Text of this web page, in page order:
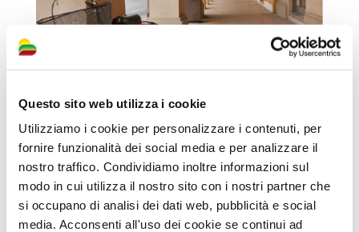
Questo sito web utilizza i cookie
Utilizziamo i cookie per personalizzare i contenuti, per
fornire funzionalità dei social media e per analizzare il
nostro traffico. Condividiamo inoltre informazioni sul
modo in cui utilizza il nostro sito con i nostri partner che
si occupano di analisi dei dati web, pubblicità e social
media. Acconsenti all'uso dei cookie se continui ad